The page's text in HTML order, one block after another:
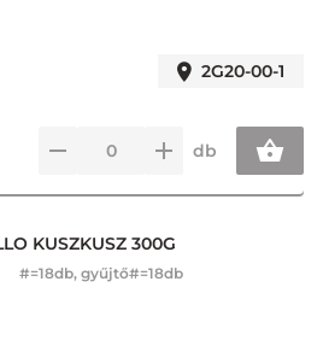
2G20-00-1
db
KUSZKUSZ 300G
#=18db, gyűjtő#=18db